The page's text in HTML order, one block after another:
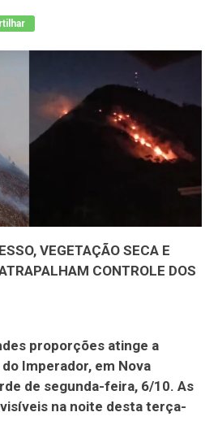
VEGETAÇÃO SECA E
CONTROLE DOS
proporções atinge a
Imperador, em Nova
de segunda-feira, 6/10. As
na noite desta terça-